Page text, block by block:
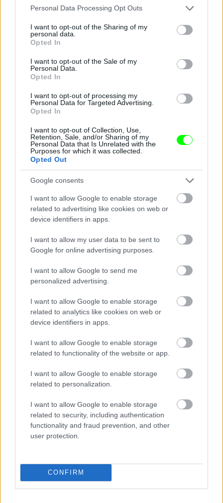
Please note that this website/app uses one or more Google
not limited to your visit or usage behaviour. You may click to
grant or deny consent to Google and its third-party tags to
use your data for below specified purposes in below Google
consent section.
Personal Data Processing Opt Outs
I want to opt-out of the Sharing of my
personal data.
Opted In
I want to opt-out of the Sale of my
Personal Data.
Opted In
I want to opt-out of processing my
Personal Data for Targeted Advertising.
Opted In
I want to opt-out of Collection, Use,
Retention, Sale, and/or Sharing of my
Personal Data that Is Unrelated with the
Purposes for which it was collected.
Opted Out
Google consents
I want to allow Google to enable storage
related to advertising like cookies on web or
device identifiers in apps.
I want to allow my user data to be sent to
Google for online advertising purposes.
I want to allow Google to send me
personalized advertising.
I want to allow Google to enable storage
related to analytics like cookies on web or
device identifiers in apps.
I want to allow Google to enable storage
related to functionality of the website or app.
I want to allow Google to enable storage
related to personalization.
I want to allow Google to enable storage
related to security, including authentication
functionality and fraud prevention, and other
user protection.
CONFIRM
Fotó: Bakró-Nagy Ferenc / Velvet
Jön még kép!
Jön még kép!